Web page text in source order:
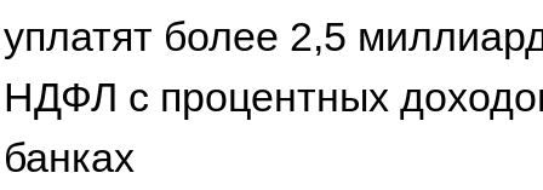
уплатят более 2,5
НДФЛ с процентных
банках